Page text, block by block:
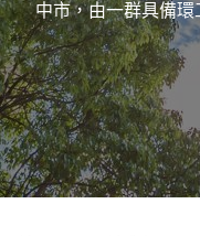
產品介紹
投資人專區
公司治理
中市，由一群具備